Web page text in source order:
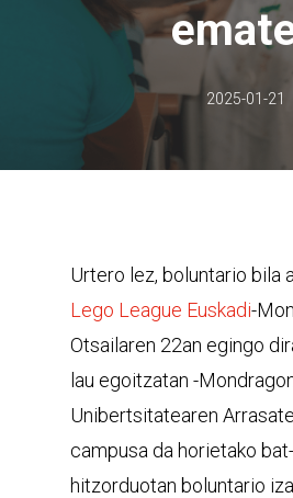
2025-01-21
Urtero lez, boluntario bila
Lego League Euskadi-
Otsailaren 22an egingo
lau egoitzatan -
Unibertsitatearen
campusa da horietako
hitzorduotan boluntario